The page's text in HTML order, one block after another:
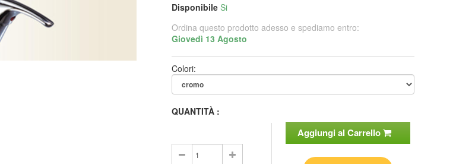
Disponibile Si
Ordina questo prodotto adesso e spediamo entro:
Giovedì 13 Agosto
Colori:
QUANTITÀ :
Aggiungi al Carrello